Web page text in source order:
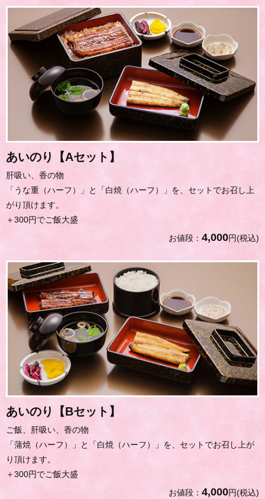
あいのり【Aセット】
肝吸い、香の物
「うな重（ハーフ）」と「白焼（ハーフ）」を、セットでお召し上
がり頂けます。
＋300円でご飯大盛
お値段： 4,000円(税込)
あいのり【Bセット】
ご飯、肝吸い、香の物
「蒲焼（ハーフ）」と「白焼（ハーフ）」を、セットでお召し上が
り頂けます。
＋300円でご飯大盛
お値段： 4,000円(税込)